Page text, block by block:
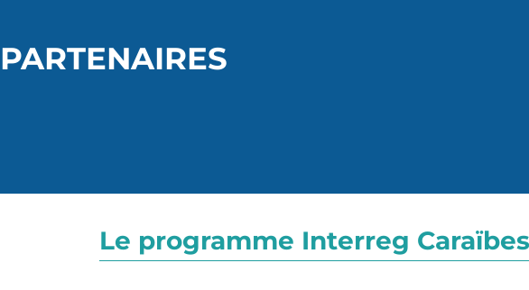
PARTENAIRES
Le programme Interreg Caraïbes